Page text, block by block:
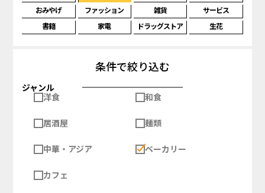
おみやげ ファッション 雑貨
サービス
書籍
家電 ドラッグストア 生花
条件で絞り込む
ジャンル
洋食
和食
居酒屋 麺類
中華・アジア ベーカリー
カフェ